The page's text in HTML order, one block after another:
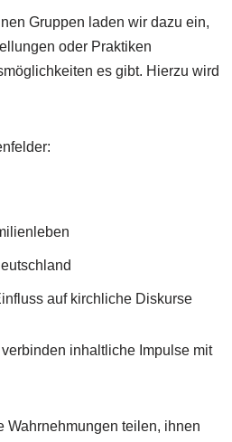
Gruppen laden wir dazu ein,
oder Praktiken
es gibt. Hierzu wird
auf kirchliche Diskurse
inhaltliche Impulse mit
Wahrnehmungen teilen, ihnen